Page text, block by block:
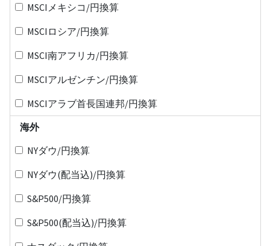
MSCIメキシコ/円換算
MSCIロシア/円換算
MSCI南アフリカ/円換算
MSCIアルゼンチン/円換算
MSCIアラブ首長国連邦/円換算
海外
NYダウ/円換算
NYダウ(配当込)/円換算
S&P500/円換算
S&P500(配当込)/円換算